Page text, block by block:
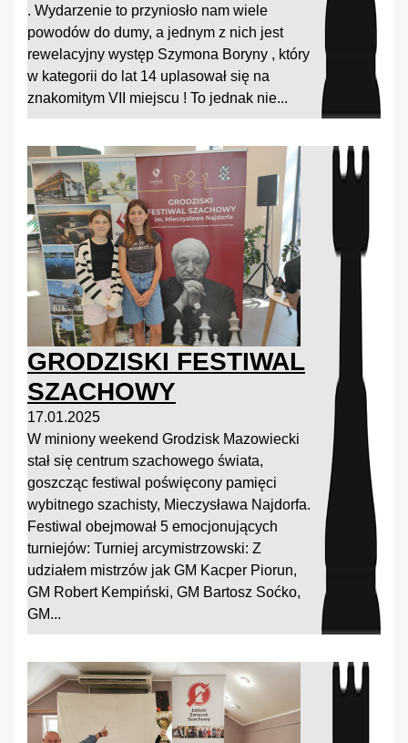
. Wydarzenie to przyniosło nam wiele
powodów do dumy, a jednym z nich jest
rewelacyjny występ Szymona Boryny , który
w kategorii do lat 14 uplasował się na
znakomitym VII miejscu ! To jednak nie...
GRODZISKI FESTIWAL
SZACHOWY
17.01.2025
W miniony weekend Grodzisk Mazowiecki
stał się centrum szachowego świata,
goszcząc festiwal poświęcony pamięci
wybitnego szachisty, Mieczysława Najdorfa.
Festiwal obejmował 5 emocjonujących
turniejów: Turniej arcymistrzowski: Z
udziałem mistrzów jak GM Kacper Piorun,
GM Robert Kempiński, GM Bartosz Soćko,
GM...